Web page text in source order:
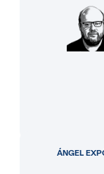
ÁNGEL